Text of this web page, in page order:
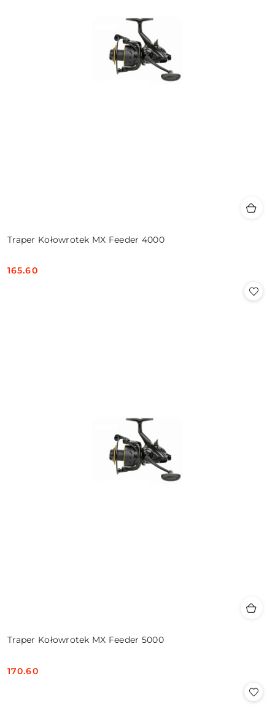
Traper Kołowrotek MX Feeder 4000
Cena:
165.60
Traper Kołowrotek MX Feeder 5000
Cena:
170.60